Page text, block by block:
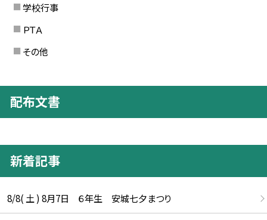
学校行事
ＰＴＡ
その他
配布文書
新着記事
8/8( 土 ) 8月7日 ６年生 安城七夕まつり